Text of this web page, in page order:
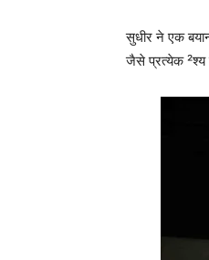
सुधीर ने एक
जैसे प्रत्येक ²श्य